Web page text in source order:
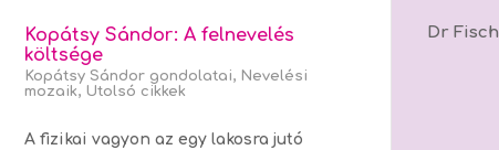
Kopátsy Sándor: A felnevelés
költsége
Kopátsy Sándor gondolatai, Nevelési
mozaik, Utolsó cikkek
A fizikai vagyon az egy lakosra jutó
Dr